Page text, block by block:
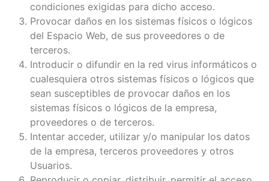
condiciones exigidas para dicho acceso.
Provocar daños en los sistemas físicos o lógicos
del Espacio Web, de sus proveedores o de
terceros.
Introducir o difundir en la red virus informáticos o
cualesquiera otros sistemas físicos o lógicos que
sean susceptibles de provocar daños en los
sistemas físicos o lógicos de la empresa,
proveedores o de terceros.
Intentar acceder, utilizar y/o manipular los datos
de la empresa, terceros proveedores y otros
Usuarios.